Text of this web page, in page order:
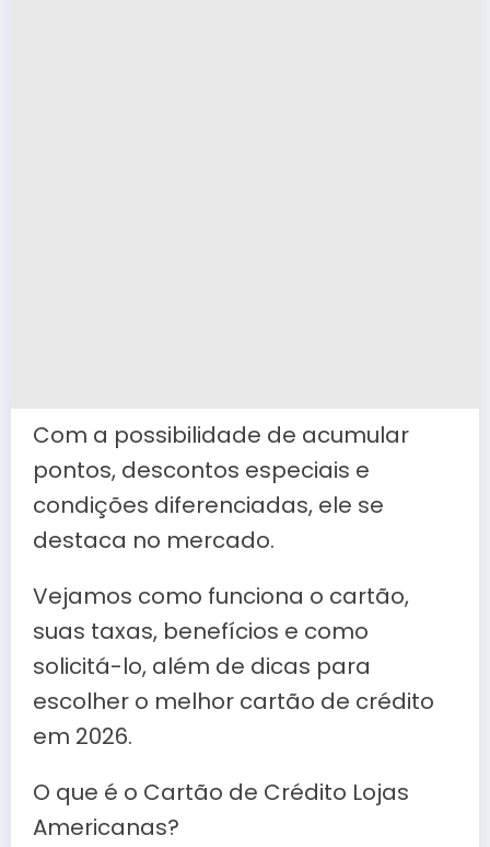
Com a possibilidade de acumular
pontos, descontos especiais e
condições diferenciadas, ele se
destaca no mercado.
Vejamos como funciona o cartão,
suas taxas, benefícios e como
solicitá-lo, além de dicas para
escolher o melhor cartão de crédito
em 2026.
O que é o Cartão de Crédito Lojas
Americanas?